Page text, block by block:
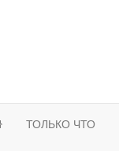
ТОЛЬКО ЧТО